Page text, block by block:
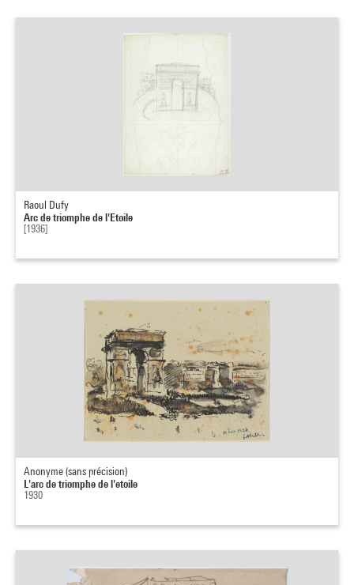
Raoul Dufy
Arc de triomphe de l'Etoile
[1936]
Anonyme (sans précision)
L'arc de triomphe de l'etoile
1930